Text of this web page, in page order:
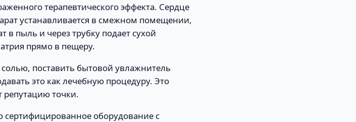
терапевтического эффекта. Сердце
устанавливается в смежном помещении,
пыль и через трубку подает сухой
прямо в пещеру.
поставить бытовой увлажнитель
это как лечебную процедуру. Это
точки.
сертифицированное оборудование с